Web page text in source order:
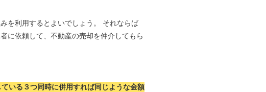
を利用するとよいでしょう。 それならば
に依頼して、不動産の売却を仲介してもら
いる３つ同時に併用すれば同じような金額